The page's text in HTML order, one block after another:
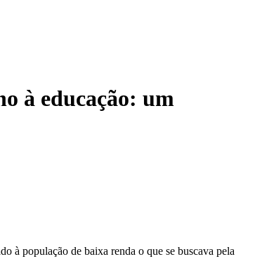
à educação: um
à população de baixa renda o que se buscava pela